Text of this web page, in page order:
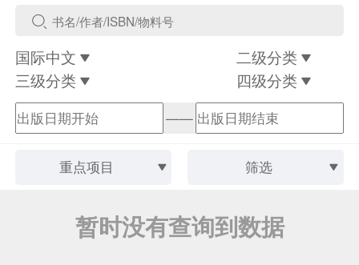
国际中文
二级分类
三级分类
四级分类
——
重点项目 筛选
暂时没有查询到数据